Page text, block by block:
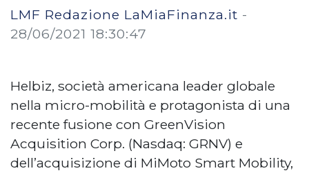
LMF Redazione LaMiaFinanza.it -
28/06/2021 18:30:47
Helbiz, società americana leader globale
nella micro-mobilità e protagonista di una
recente fusione con GreenVision
Acquisition Corp. (Nasdaq: GRNV) e
dell’acquisizione di MiMoto Smart Mobility,